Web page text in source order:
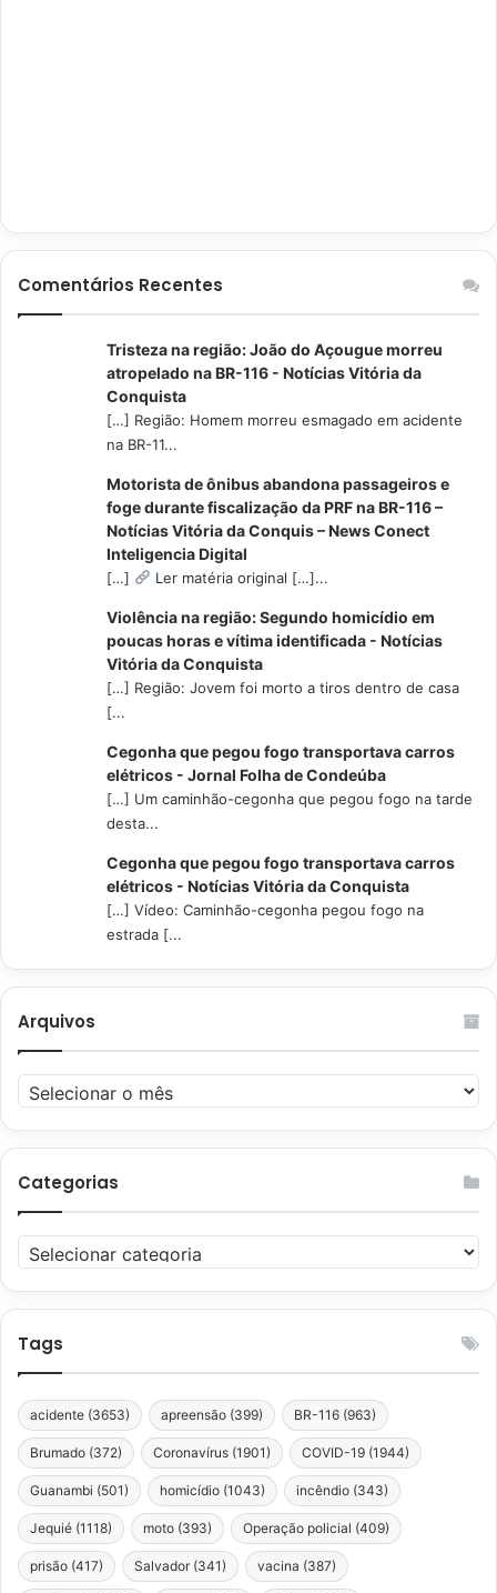
Comentários Recentes
Tristeza na região: João do Açougue morreu
atropelado na BR-116 - Notícias Vitória da
Conquista
[…] Região: Homem morreu esmagado em acidente
na BR-11...
Motorista de ônibus abandona passageiros e
foge durante fiscalização da PRF na BR-116 –
Notícias Vitória da Conquis – News Conect
Inteligencia Digital
[…] Ler matéria original […]...
Violência na região: Segundo homicídio em
poucas horas e vítima identificada - Notícias
Vitória da Conquista
[…] Região: Jovem foi morto a tiros dentro de casa
[...
Cegonha que pegou fogo transportava carros
elétricos - Jornal Folha de Condeúba
[…] Um caminhão-cegonha que pegou fogo na tarde
desta...
Cegonha que pegou fogo transportava carros
elétricos - Notícias Vitória da Conquista
[…] Vídeo: Caminhão-cegonha pegou fogo na
estrada [...
Arquivos
Arquivos
Categorias
Categorias
Tags
acidente (3653) apreensão (399) BR-116 (963)
Brumado (372) Coronavírus (1901) COVID-19 (1944)
Guanambi (501) homicídio (1043) incêndio (343)
Jequié (1118) moto (393) Operação policial (409)
prisão (417) Salvador (341) vacina (387)